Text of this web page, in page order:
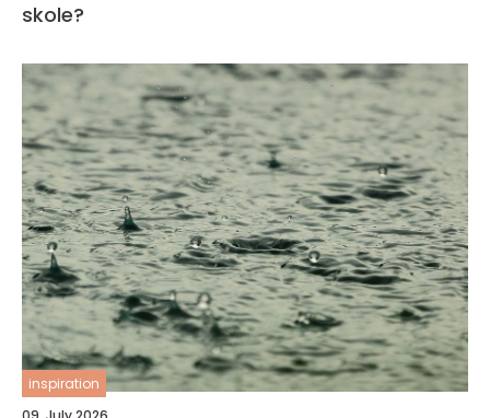
skole?
inspiration